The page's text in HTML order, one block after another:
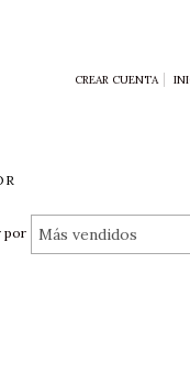
CREAR CUENTA
por